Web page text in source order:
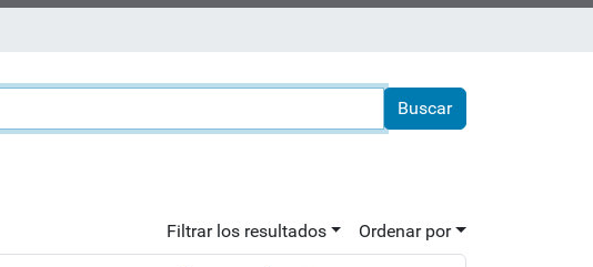
Filtrar los resultados Ordenar por